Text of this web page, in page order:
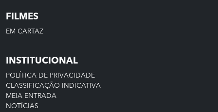
FILMES
EM CARTAZ
INSTITUCIONAL
POLÍTICA DE PRIVACIDADE
CLASSIFICAÇÃO INDICATIVA
MEIA ENTRADA
NOTÍCIAS